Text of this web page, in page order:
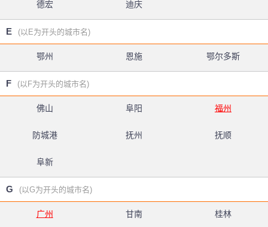
德宏 迪庆
E (以E为开头的城市名)
鄂州 恩施 鄂尔多斯
F (以F为开头的城市名)
佛山 阜阳 福州
防城港 抚州 抚顺
阜新
G (以G为开头的城市名)
广州 甘南 桂林